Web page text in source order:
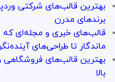
بهترین قالب‌های شرکتی
برندهای مدرن
قالب‌های خبری و مجله‌ای
ماندگار تا طراحی‌های آینده‌نگر
بهترین قالب‌های فروشگاهی
بالا